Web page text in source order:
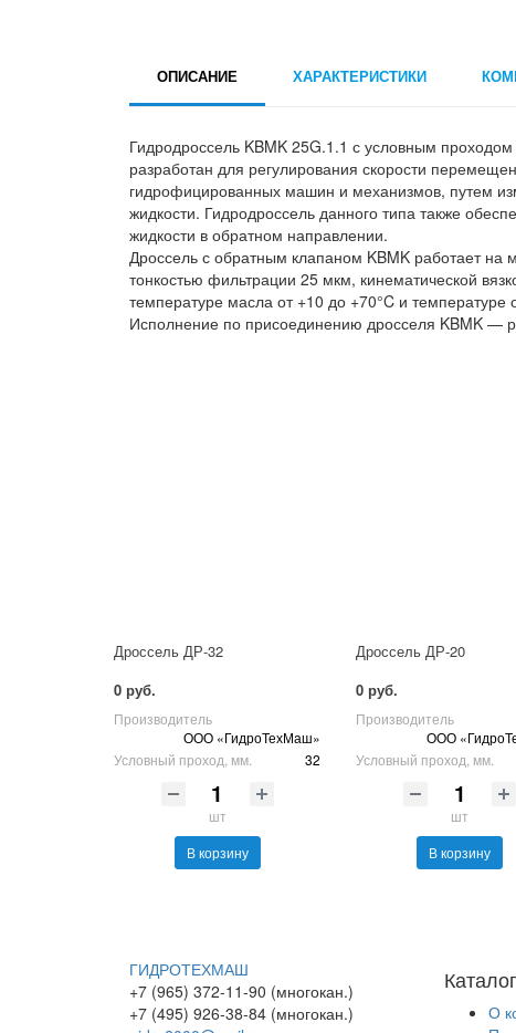
ОПИСАНИЕ ХАРАКТЕРИСТИКИ
Гидродроссель KBMK 25G.1.1 с условным
разработан для регулирования скорости
гидрофицированных машин и механизмов, путем
жидкости. Гидродроссель данного типа также
жидкости в обратном направлении.
Дроссель с обратным клапаном KBMK работает
тонкостью фильтрации 25 мкм, кинематической
температуре масла от +10 до +70°C и
Исполнение по присоединению дросселя KBMK —
Дроссель ДР-32
0 руб.
Производитель
ООО «ГидроТехМаш»
Условный проход, мм.
32
шт
В корзину
Дроссель ДР-20
0 руб.
Производитель
ООО
Условный проход, мм.
шт
В корзину
О
ГИДРОТЕХМАШ
+7 (965) 372-11-90 (многокан.)
+7 (495) 926-38-84 (многокан.)